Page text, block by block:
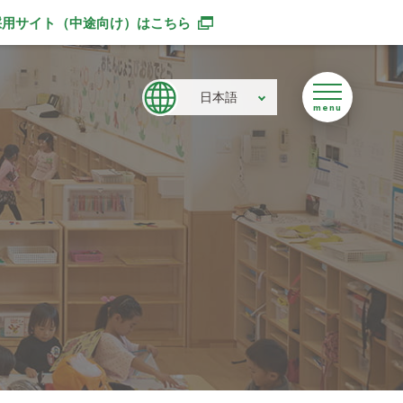
サイト（中途向け） はこちら
別ウィンドウで開きます
日本語